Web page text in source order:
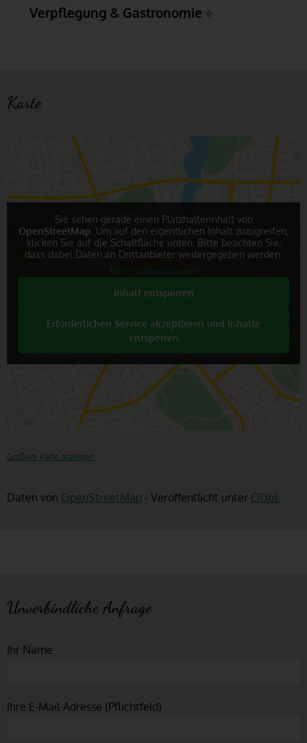
Verpflegung & Gastronomie
Karte
Sie sehen gerade einen Platzhalterinhalt von
OpenStreetMap . Um auf den eigentlichen Inhalt zuzugreifen,
klicken Sie auf die Schaltfläche unten. Bitte beachten Sie,
dass dabei Daten an Drittanbieter weitergegeben werden.
Mehr Informationen
Inhalt entsperren
Erforderlichen Service akzeptieren und Inhalte
entsperren
Größere Karte anzeigen
Daten von OpenStreetMap - Veröffentlicht unter ODbL
Unverbindliche Anfrage
Ihr Name
Ihre E-Mail-Adresse (Pflichtfeld)